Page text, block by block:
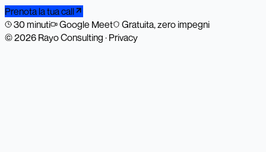
Prenota la tua call
30 minuti
Google Meet
Gratuita, zero impegni
©2026 Rayo Consulting · Privacy